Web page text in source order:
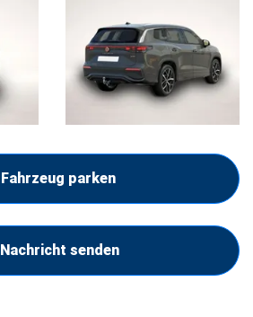
Fahrzeug parken
Nachricht senden